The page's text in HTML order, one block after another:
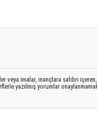
imalar, inançlara saldırı içeren,
yazılmış yorumlar